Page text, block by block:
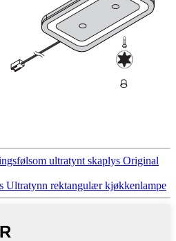
ultratynt skaplys Original
Ultratynn rektangulær kjøkkenlampe